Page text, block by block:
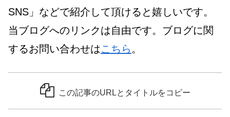
SNS」などで紹介して頂けると嬉しいです。
当ブログへのリンクは自由です。ブログに関
するお問い合わせはこちら 。
この記事のURLとタイトルをコピー